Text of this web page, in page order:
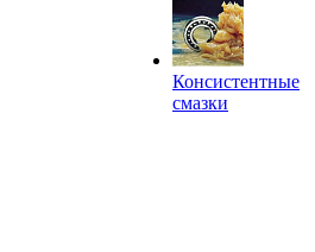
Консистентные
смазки